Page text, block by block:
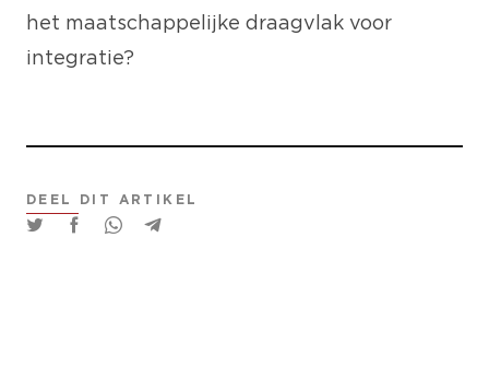
het maatschappelijke draagvlak voor
integratie?
DEEL DIT ARTIKEL